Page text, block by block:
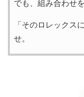
でも、組み合わせ
「そのロレックス
せ。